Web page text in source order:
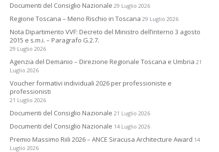
Documenti del Consiglio Nazionale 29 Luglio 2026
Regione Toscana – Meno Rischio in Toscana 29 Luglio 2026
Nota Dipartimento VVF: Decreto del Ministro dell’interno 3 agosto
2015 e s.m.i. – Paragrafo G.2.7.
29 Luglio 2026
Agenzia del Demanio – Direzione Regionale Toscana e Umbria 21
Luglio 2026
Voucher formativi individuali 2026 per professioniste e
professionisti
21 Luglio 2026
Documenti del Consiglio Nazionale 21 Luglio 2026
Documenti del Consiglio Nazionale 14 Luglio 2026
Premio Massimo Riili 2026 – ANCE Siracusa Architecture Award 14
Luglio 2026